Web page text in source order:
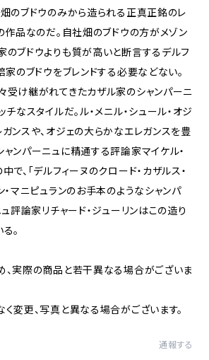
のブドウのみから造られる正真正銘のレ
作品なのだ。自社畑のブドウの方がメゾン
のブドウよりも質が高いと断言するデルフ
家のブドウをブレンドする必要などない。
受け継がれてきたカザル家のシャンパーニ
チなスタイルだ。ル・メニル・シュール・オジ
ンスや、オジェの大らかなエレガンスを豊
ンパーニュに精通する評論家マイケル・
で、「デルフィーヌのクロード・カザルス・
・マニピュランのお手本のようなシャンパ
ュ評論家リチャード・ジューリンはこの造り
。
実際の商品と若干異なる場合がございま
変更、写真と異なる場合がございます。
通報する